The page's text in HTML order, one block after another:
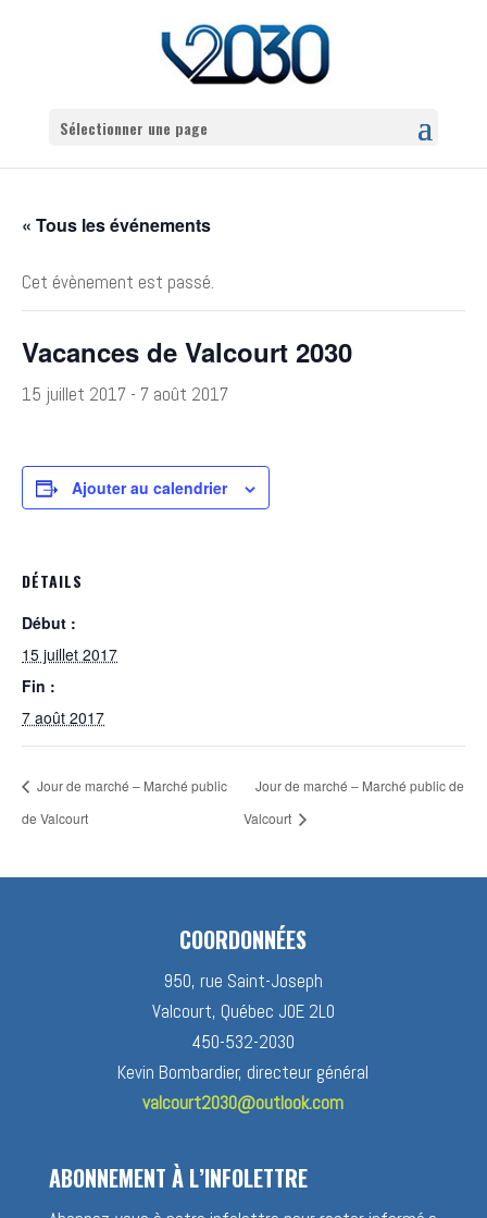
Sélectionner une page
« Tous les événements
Cet évènement est passé.
Vacances de Valcourt 2030
15 juillet 2017 - 7 août 2017
Ajouter au calendrier
DÉTAILS
Début :
15 juillet 2017
Fin :
7 août 2017
Jour de marché – Marché public
de Valcourt
Jour de marché – Marché public de
Valcourt
COORDONNÉES
950, rue Saint-Joseph
Valcourt, Québec J0E 2L0
450-532-2030
Kevin Bombardier, directeur général
valcourt2030@outlook.com
ABONNEMENT À L’INFOLETTRE